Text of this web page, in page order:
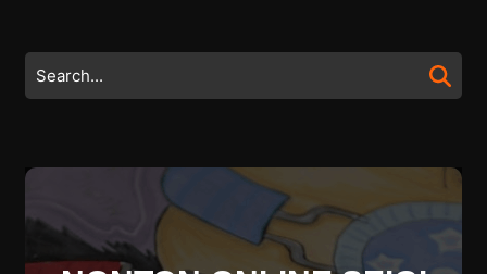
content
Search
for: